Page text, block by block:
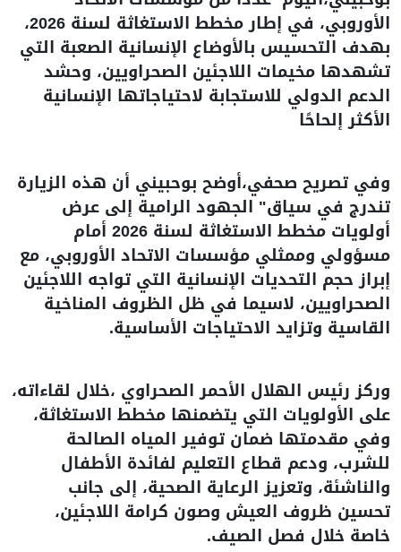
الأوروبي، في إطار مخطط الاستغاثة لسنة 2026،
بهدف التحسيس بالأوضاع الإنسانية الصعبة التي
تشهدها مخيمات اللاجئين الصحراويين، وحشد
الدعم الدولي للاستجابة لاحتياجاتها الإنسانية
الأكثر إلحاحًا
وفي تصريح صحفي،أوضح بوحبيني أن هذه الزيارة
تندرج في سياق" الجهود الرامية إلى عرض
أولويات مخطط الاستغاثة لسنة 2026 أمام
مسؤولي وممثلي مؤسسات الاتحاد الأوروبي، مع
إبراز حجم التحديات الإنسانية التي تواجه اللاجئين
الصحراويين، لاسيما في ظل الظروف المناخية
القاسية وتزايد الاحتياجات الأساسية.
وركز رئيس الهلال الأحمر الصحراوي ،خلال لقاءاته،
على الأولويات التي يتضمنها مخطط الاستغاثة،
وفي مقدمتها ضمان توفير المياه الصالحة
للشرب، ودعم قطاع التعليم لفائدة الأطفال
والناشئة، وتعزيز الرعاية الصحية، إلى جانب
تحسين ظروف العيش وصون كرامة اللاجئين،
خاصة خلال فصل الصيف.